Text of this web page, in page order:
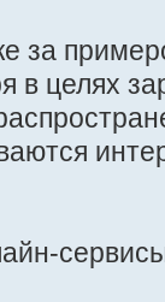
за
в целях